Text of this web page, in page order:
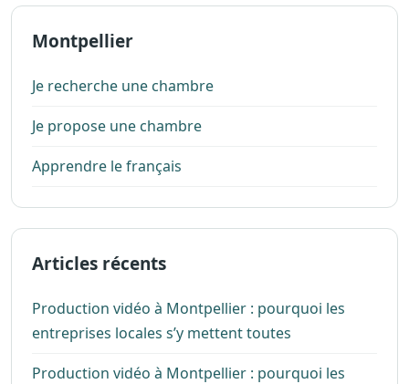
Montpellier
Je recherche une chambre
Je propose une chambre
Apprendre le français
Articles récents
Production vidéo à Montpellier : pourquoi les
entreprises locales s’y mettent toutes
Production vidéo à Montpellier : pourquoi les